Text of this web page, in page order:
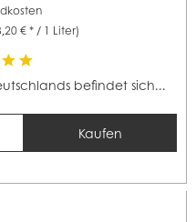
€ * / 1 Liter)
befindet sich...
Kaufen